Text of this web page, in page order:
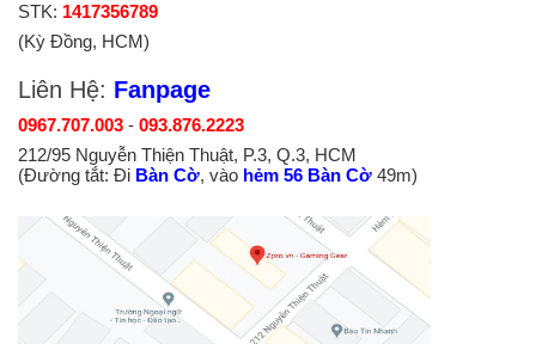
STK: 1417356789
(Kỳ Đồng, HCM)
Liên Hệ: Fanpage
0967.707.003 - 093.876.2223
212/95 Nguyễn Thiện Thuật, P.3, Q.3, HCM
(Đường tắt: Đi Bàn Cờ, vào hẻm 56 Bàn Cờ 49m)